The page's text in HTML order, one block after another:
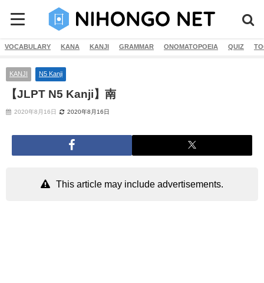
VOCABULARY KANA KANJI GRAMMAR ONOMATOPOEIA QUIZ
KANJI N5 Kanji
【JLPT N5 Kanji】南
2020年8月16日 2020年8月16日
This article may include advertisements.